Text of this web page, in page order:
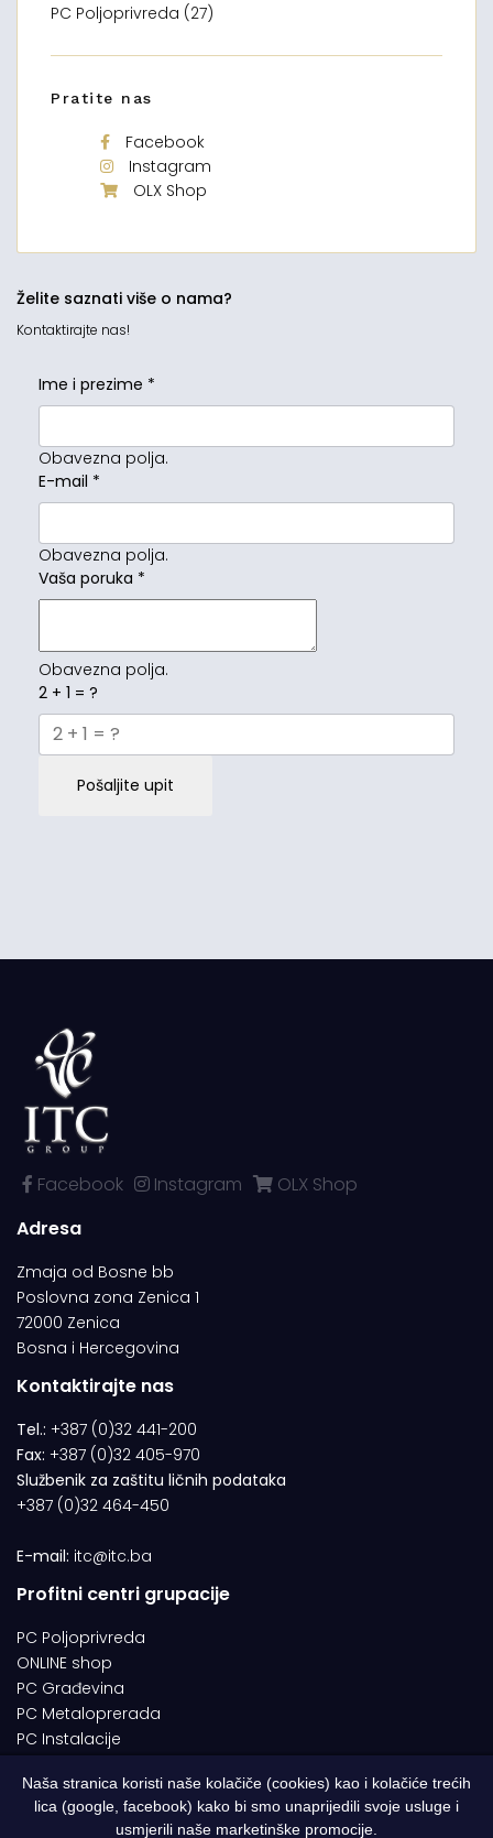
PC Poljoprivreda (27)
Pratite nas
Facebook
Instagram
OLX Shop
Želite saznati više o nama?
Kontaktirajte nas!
Ime i prezime *
Obavezna polja.
E-mail *
Obavezna polja.
Vaša poruka *
Obavezna polja.
2 + 1 = ?
Pošaljite upit
Facebook Instagram
OLX Shop
Adresa
Zmaja od Bosne bb
Poslovna zona Zenica 1
72000 Zenica
Bosna i Hercegovina
Kontaktirajte nas
Tel.: +387 (0)32 441-200
Fax: +387 (0)32 405-970
Službenik za zaštitu ličnih podataka
+387 (0)32 464-450
E-mail: itc@itc.ba
Profitni centri grupacije
PC Poljoprivreda
ONLINE shop
PC Građevina
PC Metaloprerada
PC Instalacije
© 1994-2026 | ITC d.o.o. Zenica. Sva prava pridržana | Designed by
Naša stranica koristi naše kolačiče (cookies) kao i kolačiće trećih
lica (google, facebook) kako bi smo unaprijedili svoje usluge i
usmjerili naše marketinške promocije.